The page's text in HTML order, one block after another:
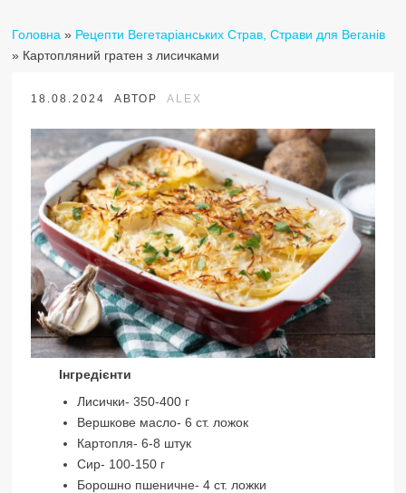
Головна » Рецепти Вегетаріанських Страв, Страви для Веганів
» Картопляний гратен з лисичками
18.08.2024 АВТОР ALEX
Інгредієнти
Лисички- 350-400 г
Вершкове масло- 6 ст. ложок
Картопля- 6-8 штук
Сир- 100-150 г
Борошно пшеничне- 4 ст. ложки